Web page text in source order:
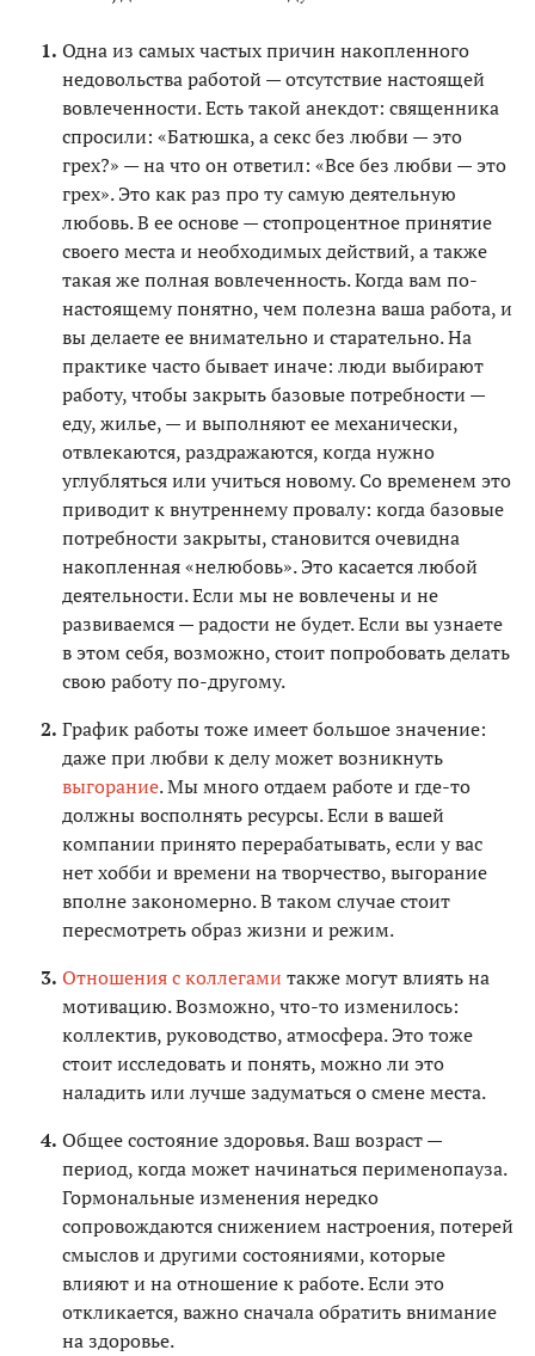
Одна из самых частых причин накопленного
недовольства работой — отсутствие настоящей
вовлеченности. Есть такой анекдот: священника
спросили: «Батюшка, а секс без любви — это
грех?» — на что он ответил: «Все без любви — это
грех». Это как раз про ту самую деятельную
любовь. В ее основе — стопроцентное принятие
своего места и необходимых действий, а также
такая же полная вовлеченность. Когда вам по-
настоящему понятно, чем полезна ваша работа, и
вы делаете ее внимательно и старательно. На
практике часто бывает иначе: люди выбирают
работу, чтобы закрыть базовые потребности —
еду, жилье, — и выполняют ее механически,
отвлекаются, раздражаются, когда нужно
углубляться или учиться новому. Со временем это
приводит к внутреннему провалу: когда базовые
потребности закрыты, становится очевидна
накопленная «нелюбовь». Это касается любой
деятельности. Если мы не вовлечены и не
развиваемся — радости не будет. Если вы узнаете
в этом себя, возможно, стоит попробовать делать
свою работу по-другому.
График работы тоже имеет большое значение:
даже при любви к делу может возникнуть
выгорание. Мы много отдаем работе и где-то
должны восполнять ресурсы. Если в вашей
компании принято перерабатывать, если у вас
нет хобби и времени на творчество, выгорание
вполне закономерно. В таком случае стоит
пересмотреть образ жизни и режим.
Отношения с коллегами также могут влиять на
мотивацию. Возможно, что-то изменилось:
коллектив, руководство, атмосфера. Это тоже
стоит исследовать и понять, можно ли это
наладить или лучше задуматься о смене места.
Общее состояние здоровья. Ваш возраст —
период, когда может начинаться перименопауза.
Гормональные изменения нередко
сопровождаются снижением настроения, потерей
смыслов и другими состояниями, которые
влияют и на отношение к работе. Если это
откликается, важно сначала обратить внимание
на здоровье.